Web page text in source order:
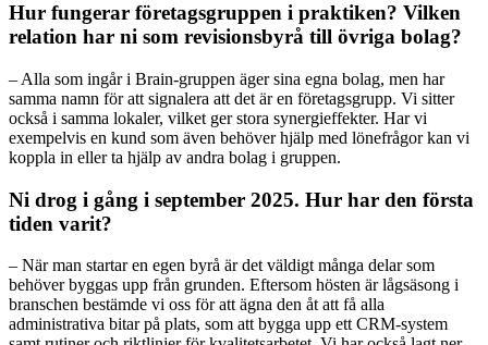
Hur fungerar företagsgruppen i praktiken? Vilken
relation har ni som revisionsbyrå till övriga bolag?
– Alla som ingår i Brain-gruppen äger sina egna bolag, men har
samma namn för att signalera att det är en företagsgrupp. Vi sitter
också i samma lokaler, vilket ger stora synergieffekter. Har vi
exempelvis en kund som även behöver hjälp med lönefrågor kan vi
koppla in eller ta hjälp av andra bolag i gruppen.
Ni drog i gång i september 2025. Hur har den första
tiden varit?
– När man startar en egen byrå är det väldigt många delar som
behöver byggas upp från grunden. Eftersom hösten är lågsäsong i
branschen bestämde vi oss för att ägna den åt att få alla
administrativa bitar på plats, som att bygga upp ett CRM-system